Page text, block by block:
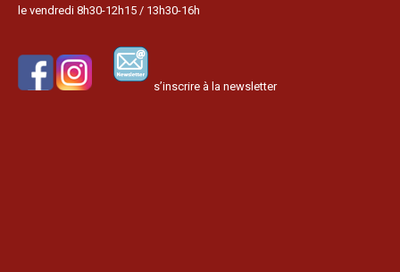
le vendredi 8h30-12h15 / 13h30-16h
s’inscrire à la newsletter